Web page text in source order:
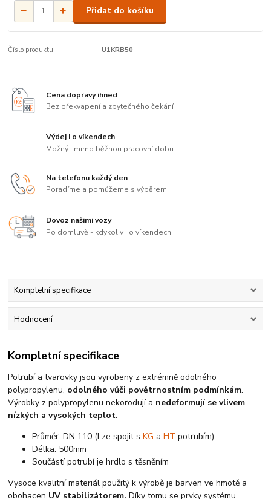
Přidat do košíku
Číslo produktu: U1KRB50
Cena dopravy ihned
Bez překvapení a zbytečného čekání
Výdej i o víkendech
Možný i mimo běžnou pracovní dobu
Na telefonu každý den
Poradíme a pomůžeme s výběrem
Dovoz našimi vozy
Po domluvě - kdykoliv i o víkendech
Kompletní specifikace
Hodnocení
Kompletní specifikace
Potrubí a tvarovky jsou vyrobeny z extrémně odolného
polypropylenu, odolného vůči povětrnostním podmínkám.
Výrobky z polypropylenu nekorodují a nedeformují se vlivem
nízkých a vysokých teplot.
Průměr: DN 110 (Lze spojit sKG aHT potrubím)
Délka: 500mm
Součástí potrubí je hrdlo s těsněním
Vysoce kvalitní materiál použitý k výrobě je barven ve hmotě a
obohacen UV stabilizátorem.Díky tomu se prvky systému